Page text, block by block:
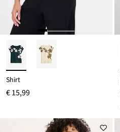
Shirt
€ 15,99